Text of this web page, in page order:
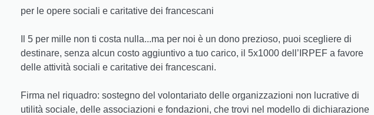
per le opere sociali e caritative dei francescani
Il 5 per mille non ti costa nulla...ma per noi è un dono prezioso, puoi scegliere di
destinare, senza alcun costo aggiuntivo a tuo carico, il 5x1000 dell’IRPEF a favore
delle attività sociali e caritative dei francescani.
Firma nel riquadro: sostegno del volontariato delle organizzazioni non lucrative di
utilità sociale, delle associazioni e fondazioni, che trovi nel modello di dichiarazione